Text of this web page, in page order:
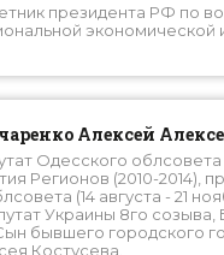
президента РФ по
экономической
Алексей
Одесского облсовета
Регионов (2010-2014),
(14 августа - 21
Украины 8го созыва,
бывшего городского
Костусева.